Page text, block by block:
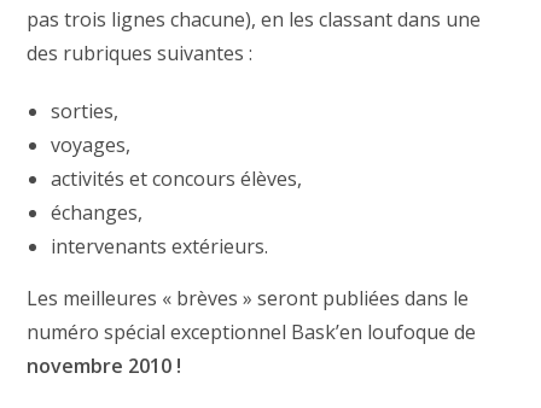
pas trois lignes chacune), en les classant dans une
des rubriques suivantes :
sorties,
voyages,
activités et concours élèves,
échanges,
intervenants extérieurs.
Les meilleures « brèves » seront publiées dans le
numéro spécial exceptionnel Bask’en loufoque de
novembre 2010 !